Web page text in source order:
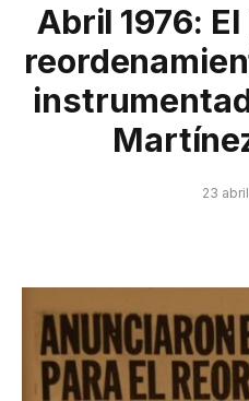
Abril 1976:
23